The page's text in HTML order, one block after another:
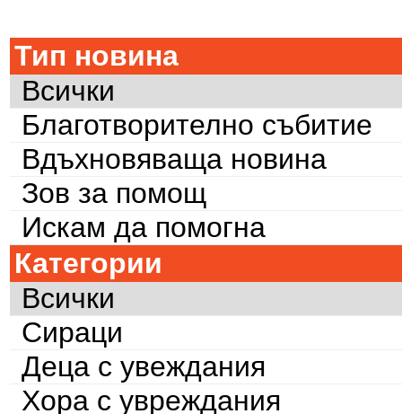
Тип новина
Всички
Благотворително събитие
Вдъхновяваща новина
Зов за помощ
Искам да помогна
Категории
Всички
Сираци
Деца с увеждания
Хора с увреждания